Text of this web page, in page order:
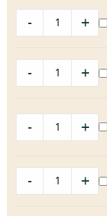
- +
- +
- +
- +